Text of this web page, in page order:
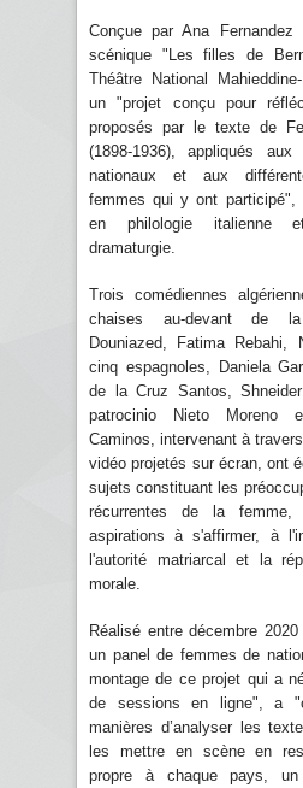
Conçue par Ana Fernandez
scénique "Les filles de
Théâtre National
un "projet conçu pour
proposés par le texte de
(1898-1936), appliqués aux
nationaux et aux
femmes qui y ont participé",
en philologie italienne
dramaturgie.
Trois comédiennes
chaises au-devant de
Douniazed, Fatima Rebahi,
cinq espagnoles, Daniela
de la Cruz Santos,
patrocinio Nieto Moreno
Caminos, intervenant à
vidéo projetés sur écran, ont
sujets constituant les
récurrentes de la
aspirations à s'affirmer, à
l'autorité matriarcal et la
morale.
Réalisé entre décembre
un panel de femmes de
montage de ce projet qui a
de sessions en ligne", a
manières d’analyser les
les mettre en scène en
propre à chaque pays,